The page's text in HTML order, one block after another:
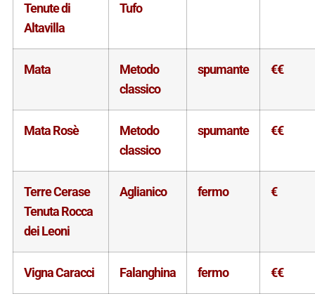
Tenute di
Altavilla
Tufo
Mata
Metodo
classico
spumante €€
Mata Rosè
Metodo
classico
spumante €€
Terre Cerase
Tenuta Rocca
dei Leoni
Aglianico fermo €
Vigna Caracci Falanghina fermo €€